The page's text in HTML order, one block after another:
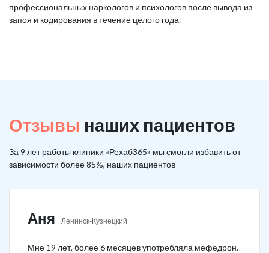
профессиональных наркологов и психологов после вывода из
запоя и кодирования в течение целого года.
Отзывы наших пациентов
За 9 лет работы клиники «Рехаб365» мы смогли избавить от
зависимости более 85%, наших пациентов
Аня Ленинск-Кузнецкий
Мне 19 лет, более 6 месяцев употребляла мефедрон.